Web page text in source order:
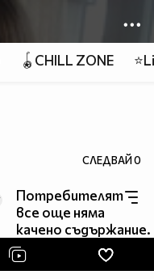
🪀CHILL ZONE
СЛЕДВАЙ0
Потребителят
все още няма
качено съдържание.